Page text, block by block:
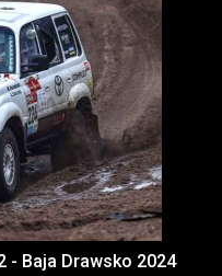
- Baja Drawsko 2024